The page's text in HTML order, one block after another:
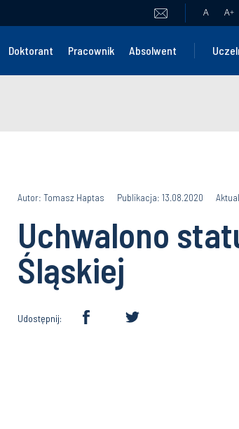
A A+
Doktorant Pracownik Absolwent
Autor: Tomasz Haptas Publikacja: 13.08.2020
Uchwalono
Śląskiej
Udostępnij: